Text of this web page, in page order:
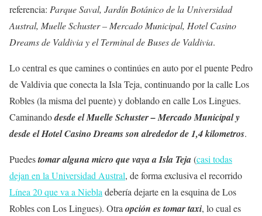
referencia: Parque Saval, Jardín Botánico de la Universidad
Austral, Muelle Schuster – Mercado Municipal, Hotel Casino
Dreams de Valdivia y el Terminal de Buses de Valdivia.
Lo central es que camines o continúes en auto por el puente Pedro
de Valdivia que conecta la Isla Teja, continuando por la calle Los
Robles (la misma del puente) y doblando en calle Los Lingues.
Caminandodesde el Muelle Schuster – Mercado Municipal y
desde el Hotel Casino Dreams son alrededor de 1,4 kilometros.
Puedestomar alguna micro que vaya a Isla Teja(casi todas
dejan en la Universidad Austral, de forma exclusiva el recorrido
Línea 20 que va a Niebla debería dejarte en la esquina de Los
Robles con Los Lingues). Otra opción es tomar taxi, lo cual es